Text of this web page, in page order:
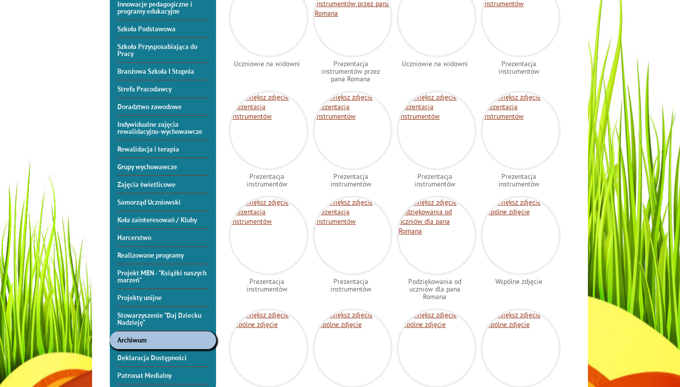
Innowacje pedagogiczne i
programy edukacyjne
Szkoła Podstawowa
Szkoła Przysposabiająca do
Pracy
Branżowa Szkoła I Stopnia
Strefa Pracodawcy
Doradztwo zawodowe
Indywidualne zajęcia
rewalidacyjno-wychowawcze
Rewalidacja i terapia
Grupy wychowawcze
Zajęcia świetlicowe
Samorząd Uczniowski
Koła zainteresowań / Kluby
Harcerstwo
Realizowane programy
Projekt MEN - "Książki naszych
marzeń"
Projekty unijne
Stowarzyszenie "Daj Dziecku
Nadzieję"
Archiwum
Deklaracja Dostępności
Patronat Medialny
Uczniowie na widowni
Prezentacja
instrumentów przez
pana Romana
Uczniowie na widowni
Prezentacja
instrumentów
Prezentacja
instrumentów
Prezentacja
instrumentów
Prezentacja
instrumentów
Prezentacja
instrumentów
Prezentacja
instrumentów
Prezentacja
instrumentów
Podziękowania od
uczniów dla pana
Romana
Wspólne zdjęcie